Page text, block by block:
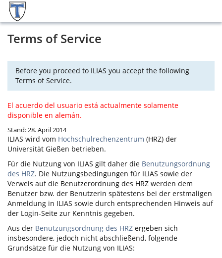
Terms of Service
Before you proceed to ILIAS you accept the following
Terms of Service.
El acuerdo del usuario está actualmente solamente
disponible en alemán.
Stand: 28. April 2014
ILIAS wird vom Hochschulrechenzentrum (HRZ) der
Universität Gießen betrieben.
Für die Nutzung von ILIAS gilt daher die Benutzungsordnung
des HRZ. Die Nutzungsbedingungen für ILIAS sowie der
Verweis auf die Benutzerordnung des HRZ werden dem
Benutzer bzw. der Benutzerin spätestens bei der erstmaligen
Anmeldung in ILIAS sowie durch entsprechenden Hinweis auf
der Login-Seite zur Kenntnis gegeben.
Aus der Benutzungsordnung des HRZ ergeben sich
insbesondere, jedoch nicht abschließend, folgende
Grundsätze für die Nutzung von ILIAS: